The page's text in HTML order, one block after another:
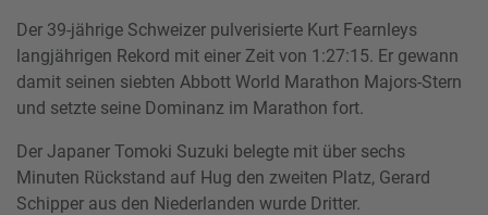
Der 39-jährige Schweizer pulverisierte Kurt Fearnleys
langjährigen Rekord mit einer Zeit von 1:27:15. Er gewann
damit seinen siebten Abbott World Marathon Majors-Stern
und setzte seine Dominanz im Marathon fort.
Der Japaner Tomoki Suzuki belegte mit über sechs
Minuten Rückstand auf Hug den zweiten Platz, Gerard
Schipper aus den Niederlanden wurde Dritter.